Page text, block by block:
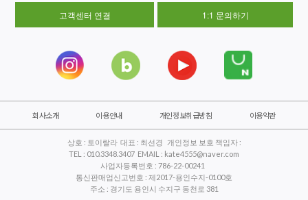
고객센터 연결 1:1 문의하기
회사소개 이용안내 개인정보취급방침 이용약관
상호 : 토이랄라 대표 : 최선경 개인정보 보호 책임자 :
TEL : 010.3348.3407 EMAIL : kate4555@naver.com
사업자등록번호 : 786-22-00241
통신판매업신고번호 : 제2017-용인수지-0100호
주소 : 경기도 용인시 수지구 동천로 381